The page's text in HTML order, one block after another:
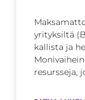
yrityksiltä
kallista ja
resursseja,